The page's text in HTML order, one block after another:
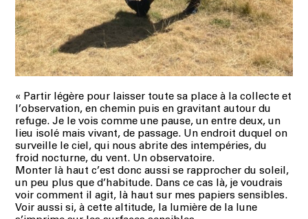
« Partir légère pour laisser toute sa place à la collecte et
l’observation, en chemin puis en gravitant autour du
refuge. Je le vois comme une pause, un entre deux, un
lieu isolé mais vivant, de passage. Un endroit duquel on
surveille le ciel, qui nous abrite des intempéries, du
froid nocturne, du vent. Un observatoire.
Monter là haut c’est donc aussi se rapprocher du soleil,
un peu plus que d’habitude. Dans ce cas là, je voudrais
voir comment il agit, là haut sur mes papiers sensibles.
Voir aussi si, à cette altitude, la lumière de la lune